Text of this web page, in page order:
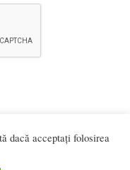
dacă acceptați folosirea